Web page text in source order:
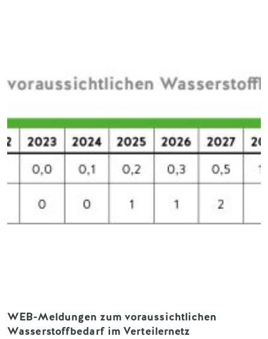
WEB-Meldungen zum voraussichtlichen
Wasserstoffbedarf im Verteilernetz